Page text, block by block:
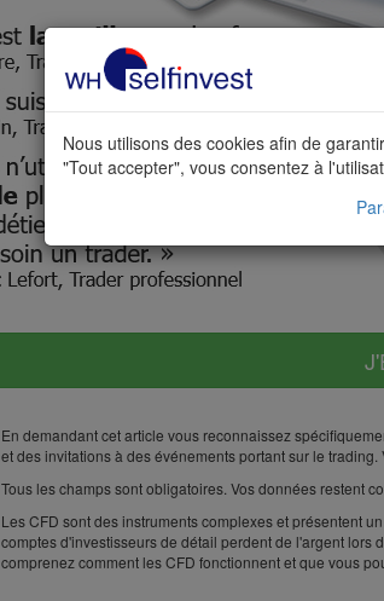
En demandant cet article vous reconnaissez
et des invitations à des événements portant sur le
Tous les champs sont obligatoires. Vos données restent
Les CFD sont des instruments complexes et présentent
comptes d'investisseurs de détail perdent de l'argent lors
comprenez comment les CFD fonctionnent et que vous
Nous utilisons des cookies afin de
"Tout accepter", vous consentez à